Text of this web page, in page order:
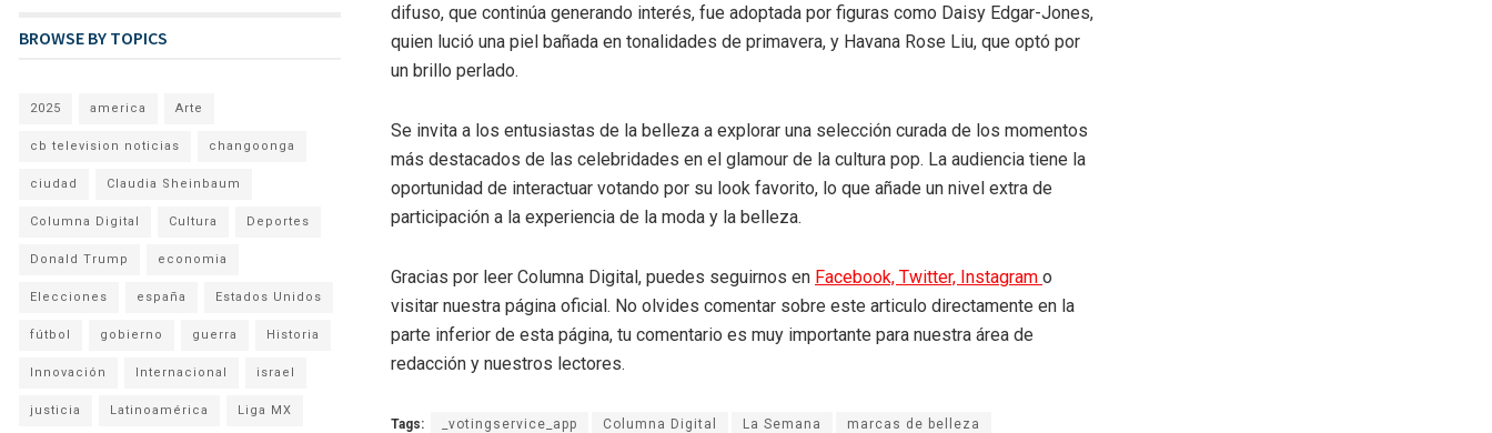
difuso, que continúa generando interés, fue adoptada por figuras como Daisy Edgar-Jones,
quien lució una piel bañada en tonalidades de primavera, y Havana Rose Liu, que optó por
un brillo perlado.
Se invita a los entusiastas de la belleza a explorar una selección curada de los momentos
más destacados de las celebridades en el glamour de la cultura pop. La audiencia tiene la
oportunidad de interactuar votando por su look favorito, lo que añade un nivel extra de
participación a la experiencia de la moda y la belleza.
Gracias por leer Columna Digital, puedes seguirnos en Facebook, Twitter, Instagram o
visitar nuestra página oficial. No olvides comentar sobre este articulo directamente en la
parte inferior de esta página, tu comentario es muy importante para nuestra área de
redacción y nuestros lectores.
Tags: _votingservice_app Columna Digital La Semana marcas de belleza
BROWSE BY TOPICS
2025 america Arte
cb television noticias changoonga
ciudad Claudia Sheinbaum
Columna Digital Cultura Deportes
Donald Trump economia
Elecciones españa Estados Unidos
fútbol gobierno guerra Historia
Innovación Internacional israel
justicia Latinoamérica Liga MX